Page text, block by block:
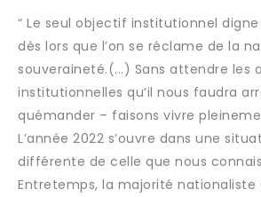
“ Le seul objectif institutionnel digne
dès lors que l’on se réclame de la
souveraineté.(...) Sans attendre les
institutionnelles qu’il nous faudra
quémander – faisons vivre
L’année 2022 s’ouvre dans une
différente de celle que nous
Entretemps, la majorité